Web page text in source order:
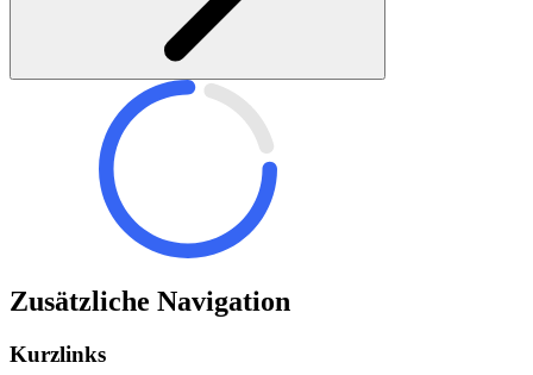
Zusätzliche Navigation
Kurzlinks